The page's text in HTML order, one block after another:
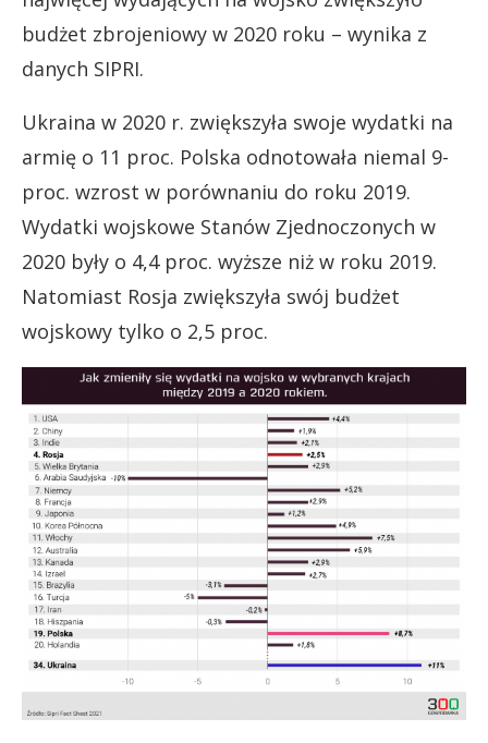
budżet zbrojeniowy w 2020 roku – wynika z
danych SIPRI.
Ukraina w 2020 r. zwiększyła swoje wydatki na
armię o 11 proc. Polska odnotowała niemal 9-
proc. wzrost w porównaniu do roku 2019.
Wydatki wojskowe Stanów Zjednoczonych w
2020 były o 4,4 proc. wyższe niż w roku 2019.
Natomiast Rosja zwiększyła swój budżet
wojskowy tylko o 2,5 proc.